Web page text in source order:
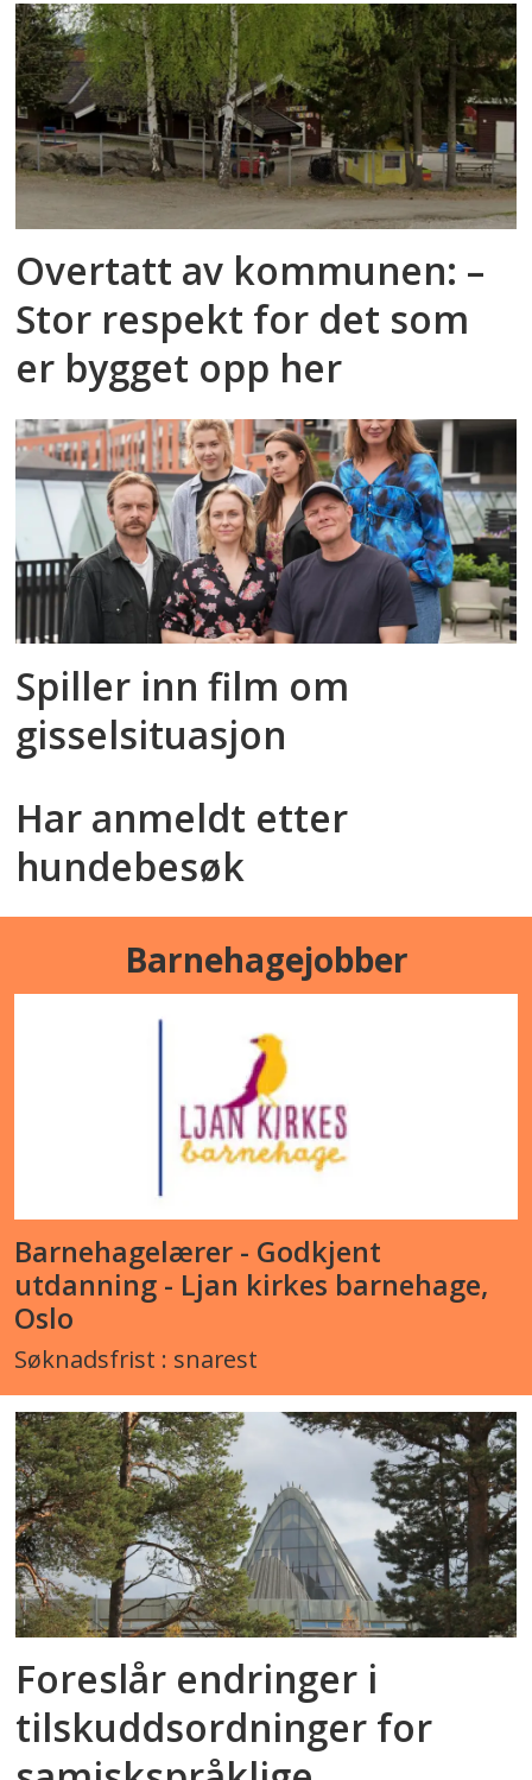
Overtatt av kommunen: –
Stor respekt for det som
er bygget opp her
Spiller inn film om
gisselsituasjon
Har anmeldt etter
hundebesøk
Barnehagejobber
Barnehagelærer - Godkjent
utdanning - Ljan kirkes barnehage,
Oslo
Søknadsfrist : snarest
Foreslår endringer i
tilskuddsordninger for